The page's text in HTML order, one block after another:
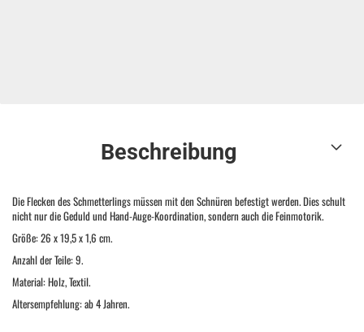
Beschreibung
Die Flecken des Schmetterlings müssen mit den Schnüren befestigt werden. Dies schult
nicht nur die Geduld und Hand-Auge-Koordination, sondern auch die Feinmotorik.
Größe: 26 x 19,5 x 1,6 cm.
Anzahl der Teile: 9.
Material: Holz, Textil.
Altersempfehlung: ab 4 Jahren.